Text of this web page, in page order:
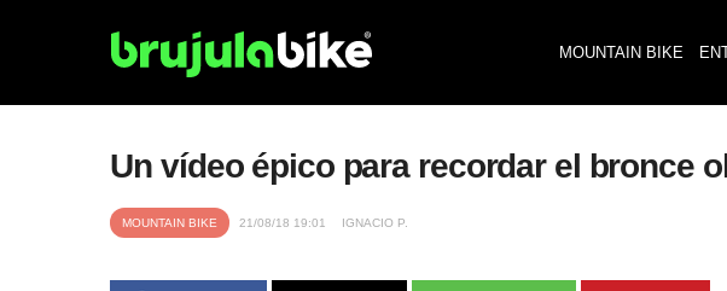
MOUNTAIN BIKE
Un vídeo épico para recordar el bronce
MOUNTAIN BIKE 21/08/18 19:01 IGNACIO P.